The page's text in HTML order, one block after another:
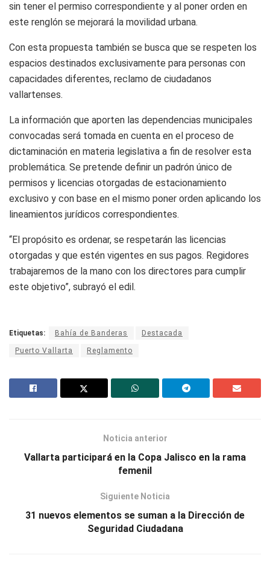
sin tener el permiso correspondiente y al poner orden en
este renglón se mejorará la movilidad urbana.
Con esta propuesta también se busca que se respeten los
espacios destinados exclusivamente para personas con
capacidades diferentes, reclamo de ciudadanos
vallartenses.
La información que aporten las dependencias municipales
convocadas será tomada en cuenta en el proceso de
dictaminación en materia legislativa a fin de resolver esta
problemática. Se pretende definir un padrón único de
permisos y licencias otorgadas de estacionamiento
exclusivo y con base en el mismo poner orden aplicando los
lineamientos jurídicos correspondientes.
“El propósito es ordenar, se respetarán las licencias
otorgadas y que estén vigentes en sus pagos. Regidores
trabajaremos de la mano con los directores para cumplir
este objetivo”, subrayó el edil.
Etiquetas: Bahía de Banderas Destacada
Puerto Vallarta Reglamento
Noticia anterior
Vallarta participará en la Copa Jalisco en la rama
femenil
Siguiente Noticia
31 nuevos elementos se suman a la Dirección de
Seguridad Ciudadana